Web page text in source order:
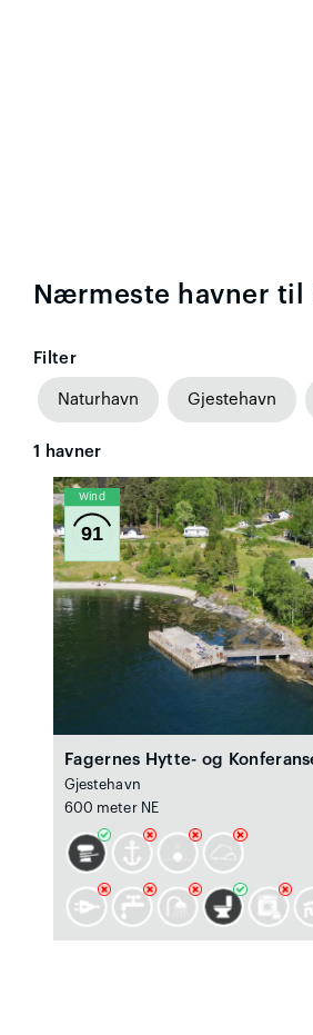
Nærmeste havner til
Filter
Naturhavn Gjestehavn
1 havner
Wind
91
Fagernes Hytte- og
Gjestehavn
600 meter NE